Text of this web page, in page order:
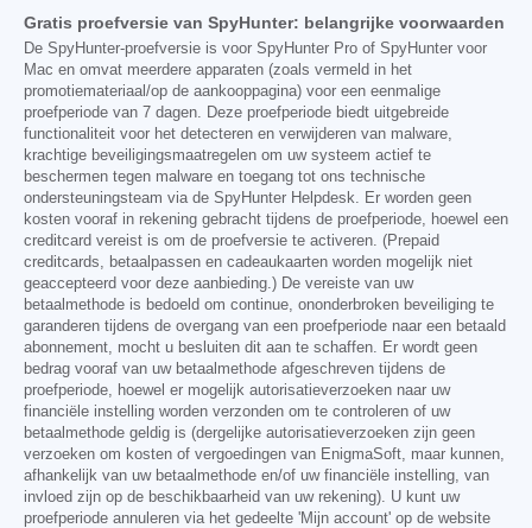
Gratis proefversie van SpyHunter: belangrijke voorwaarden
De SpyHunter-proefversie is voor SpyHunter Pro of SpyHunter voor
Mac en omvat meerdere apparaten (zoals vermeld in het
promotiemateriaal/op de aankooppagina) voor een eenmalige
proefperiode van 7 dagen. Deze proefperiode biedt uitgebreide
functionaliteit voor het detecteren en verwijderen van malware,
krachtige beveiligingsmaatregelen om uw systeem actief te
beschermen tegen malware en toegang tot ons technische
ondersteuningsteam via de SpyHunter Helpdesk. Er worden geen
kosten vooraf in rekening gebracht tijdens de proefperiode, hoewel een
creditcard vereist is om de proefversie te activeren. (Prepaid
creditcards, betaalpassen en cadeaukaarten worden mogelijk niet
geaccepteerd voor deze aanbieding.) De vereiste van uw
betaalmethode is bedoeld om continue, ononderbroken beveiliging te
garanderen tijdens de overgang van een proefperiode naar een betaald
abonnement, mocht u besluiten dit aan te schaffen. Er wordt geen
bedrag vooraf van uw betaalmethode afgeschreven tijdens de
proefperiode, hoewel er mogelijk autorisatieverzoeken naar uw
financiële instelling worden verzonden om te controleren of uw
betaalmethode geldig is (dergelijke autorisatieverzoeken zijn geen
verzoeken om kosten of vergoedingen van EnigmaSoft, maar kunnen,
afhankelijk van uw betaalmethode en/of uw financiële instelling, van
invloed zijn op de beschikbaarheid van uw rekening). U kunt uw
proefperiode annuleren via het gedeelte 'Mijn account' op de website